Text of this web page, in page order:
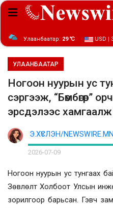
Улаанбаатар: 29 ℃ USD |
УЛААНБААТАР
Ногоон нуурын ус
сэргээж, “Бөмбөгөр”
эрсдэлээс
Э.ХҮСЛЭН/NEWSWIRE.MN
2026-07-09
Ногоон нуурын ус тунгаах
Зөвлөлт Холбоот Улсын
зорилгоор барьсан. Гэвч